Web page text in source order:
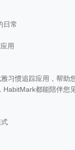
日常
用
习惯追踪应用，帮助
都能陪伴您